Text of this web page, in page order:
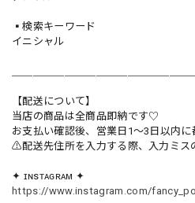
▪️検索キーワード
イニシャル
【配送について】
当店の商品は全商品即納です♡︎
お支払い確認後、営業日1〜3日以内
⚠︎配送先住所を入力する際、入力ミス
✦ ɪɴsᴛᴀɢʀᴀᴍ ✦
https://www.instagram.com/